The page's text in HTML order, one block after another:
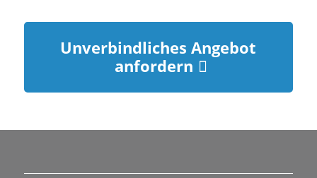
Unverbindliches Angebot
anfordern